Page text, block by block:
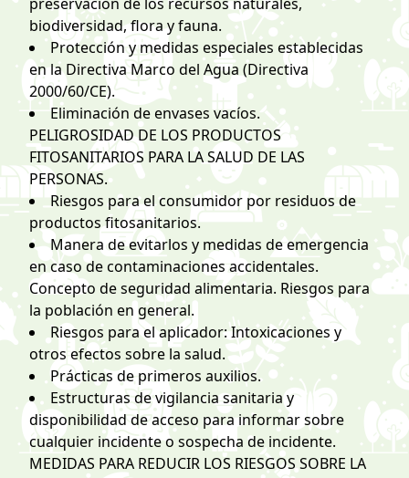
biodiversidad, flora y fauna.
Protección y medidas especiales establecidas
en la Directiva Marco del Agua (Directiva
2000/60/CE).
Eliminación de envases vacíos.
PELIGROSIDAD DE LOS PRODUCTOS
FITOSANITARIOS PARA LA SALUD DE LAS
PERSONAS.
Riesgos para el consumidor por residuos de
productos fitosanitarios.
Manera de evitarlos y medidas de emergencia
en caso de contaminaciones accidentales.
Concepto de seguridad alimentaria. Riesgos para
la población en general.
Riesgos para el aplicador: Intoxicaciones y
otros efectos sobre la salud.
Prácticas de primeros auxilios.
Estructuras de vigilancia sanitaria y
disponibilidad de acceso para informar sobre
cualquier incidente o sospecha de incidente.
MEDIDAS PARA REDUCIR LOS RIESGOS SOBRE LA